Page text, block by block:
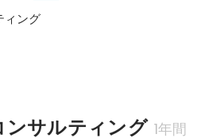
ィング
ンサルティング 1年間